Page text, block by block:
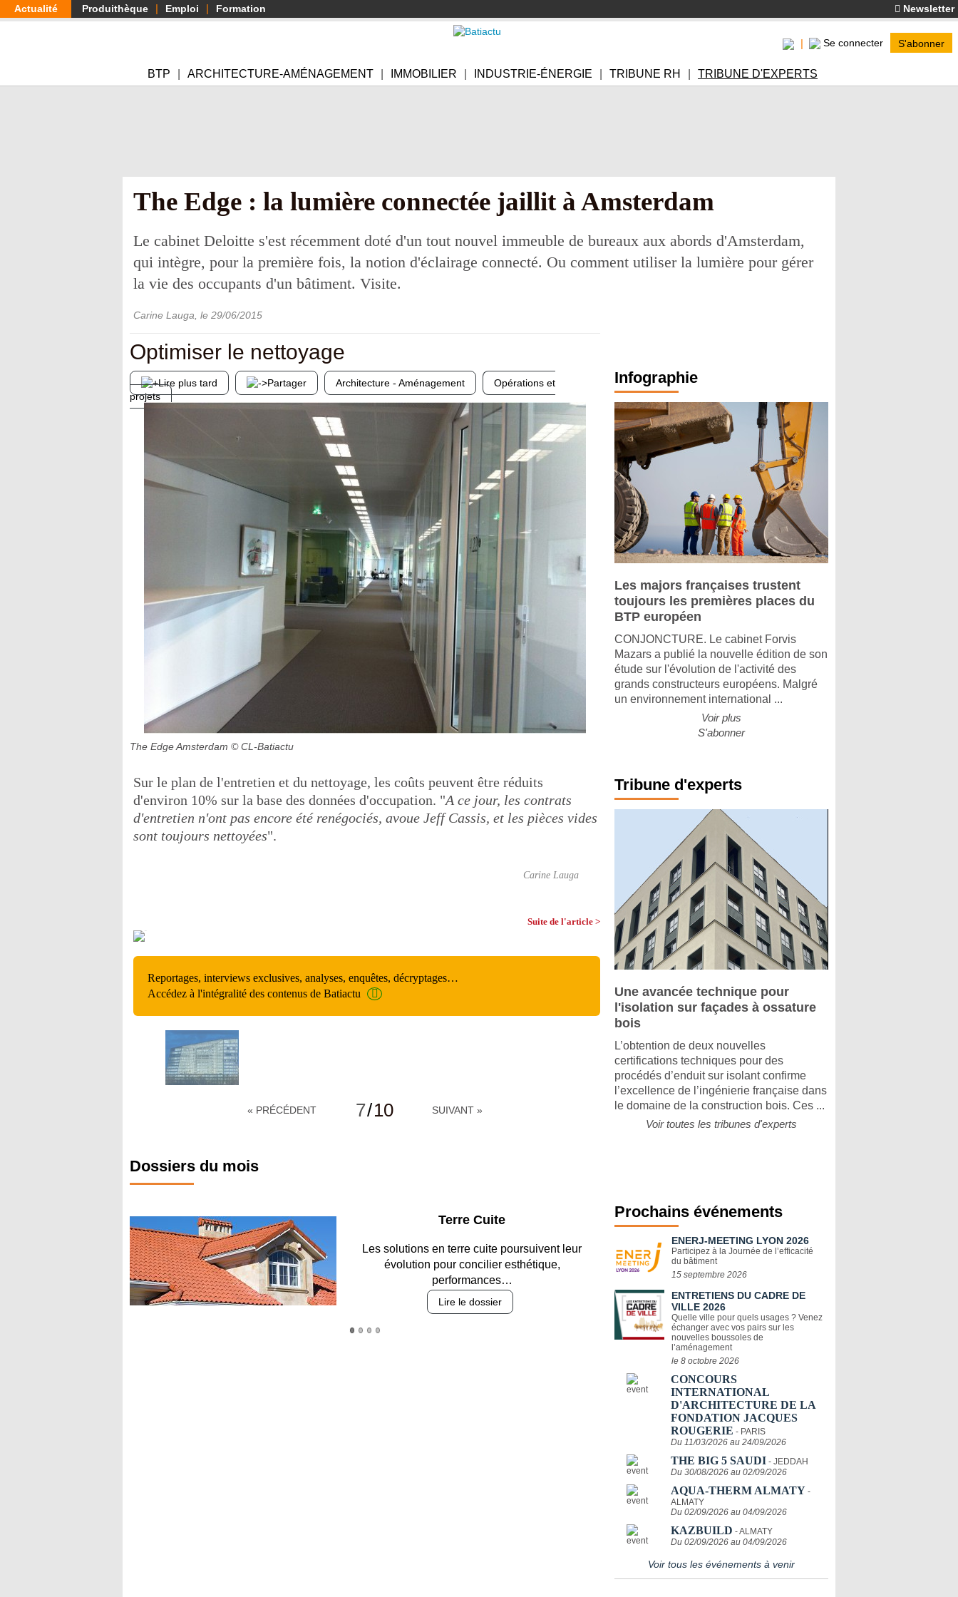
Aller
au
Actualité Produithèque Emploi Formation Newsletter
Se connecter S'abonner
BTP ARCHITECTURE-AMÉNAGEMENT IMMOBILIER INDUSTRIE-ÉNERGIE TRIBUNE RH TRIBUNE D'EXPERTS
The Edge : la lumière connectée jaillit à Amsterdam
Le cabinet Deloitte s'est récemment doté d'un tout nouvel immeuble de bureaux aux abords d'Amsterdam,
qui intègre, pour la première fois, la notion d'éclairage connecté. Ou comment utiliser la lumière pour gérer
la vie des occupants d'un bâtiment. Visite.
Carine Lauga , le 29/06/2015
Optimiser le nettoyage
Lire plus tard Partager Architecture - Aménagement
Opérations et
projets
The Edge Amsterdam © CL-Batiactu
Sur le plan de l'entretien et du nettoyage, les coûts peuvent être réduits
d'environ 10% sur la base des données d'occupation. "A ce jour, les contrats
d'entretien n'ont pas encore été renégociés, avoue Jeff Cassis, et les pièces vides
sont toujours nettoyées".
Carine Lauga
Suite de l'article >
Reportages, interviews exclusives, analyses, enquêtes, décryptages…
Accédez à l'intégralité des contenus de Batiactu
« PRÉCÉDENT 7/10 SUIVANT »
Dossiers du mois
en terre cuite poursuivent leur
pour concilier esthétique,
Parking et garages
Entre circulation, sécurisation des accès,
durabilité des revêtements et intégration…
Lire le dossier
Infographie
Les majors françaises trustent
toujours les premières places du
BTP européen
CONJONCTURE. Le cabinet Forvis
Mazars a publié la nouvelle édition de son
étude sur l'évolution de l'activité des
grands constructeurs européens. Malgré
un environnement international ...
Voir plus
S'abonner
Tribune d'experts
Une avancée technique pour
l'isolation sur façades à ossature
bois
L’obtention de deux nouvelles
certifications techniques pour des
procédés d’enduit sur isolant confirme
l’excellence de l’ingénierie française dans
le domaine de la construction bois. Ces ...
Voir toutes les tribunes d'experts
Prochains événements
ENERJ-MEETING LYON 2026
Participez à la Journée de l’efficacité
du bâtiment
15 septembre 2026
ENTRETIENS DU CADRE DE
VILLE 2026
Quelle ville pour quels usages ? Venez
échanger avec vos pairs sur les
nouvelles boussoles de
l’aménagement
le 8 octobre 2026
CONCOURS
INTERNATIONAL
D'ARCHITECTURE DE LA
FONDATION JACQUES
ROUGERIE - PARIS
Du 11/03/2026 au 24/09/2026
THE BIG 5 SAUDI - JEDDAH
Du 30/08/2026 au 02/09/2026
AQUA-THERM ALMATY -
ALMATY
Du 02/09/2026 au 04/09/2026
KAZBUILD - ALMATY
Du 02/09/2026 au 04/09/2026
Voir tous les événements à venir